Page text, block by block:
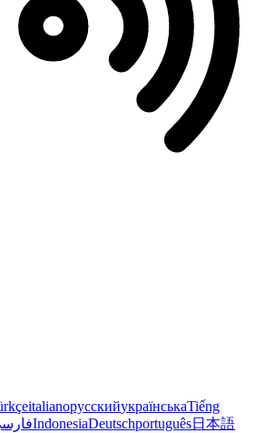
italianoрусскийукраїнськаTiếng
IndonesiaDeutschportuguês日本語